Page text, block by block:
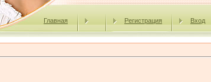
Главная Регистрация Вход